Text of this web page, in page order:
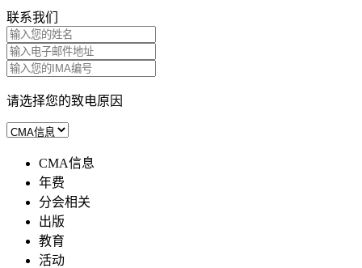
联系我们
请选择您的致电原因
CMA信息
年费
分会相关
出版
教育
活动